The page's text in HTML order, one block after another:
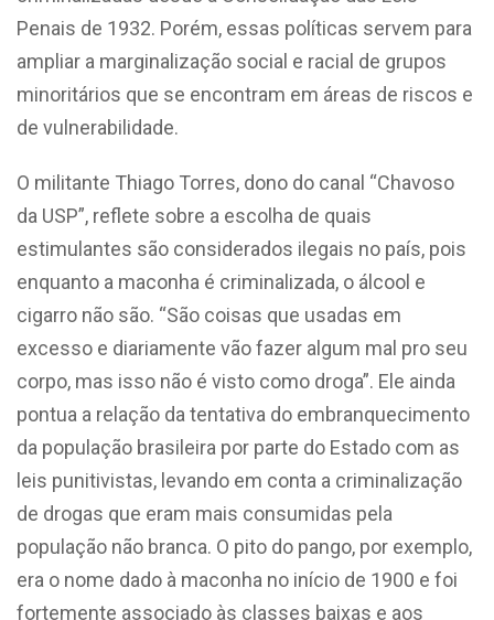
Penais de 1932. Porém, essas políticas servem para
ampliar a marginalização social e racial de grupos
minoritários que se encontram em áreas de riscos e
de vulnerabilidade.
O militante Thiago Torres, dono do canal “Chavoso
da USP”, reflete sobre a escolha de quais
estimulantes são considerados ilegais no país, pois
enquanto a maconha é criminalizada, o álcool e
cigarro não são. “São coisas que usadas em
excesso e diariamente vão fazer algum mal pro seu
corpo, mas isso não é visto como droga”. Ele ainda
pontua a relação da tentativa do embranquecimento
da população brasileira por parte do Estado com as
leis punitivistas, levando em conta a criminalização
de drogas que eram mais consumidas pela
população não branca. O pito do pango, por exemplo,
era o nome dado à maconha no início de 1900 e foi
fortemente associado às classes baixas e aos